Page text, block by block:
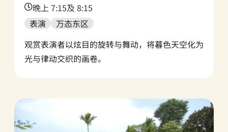
Time:
晚上 7:15及 8:15
表演
万态东区
观赏表演者以炫目的旋转与舞动，将暮色天空化为
光与律动交织的画卷。